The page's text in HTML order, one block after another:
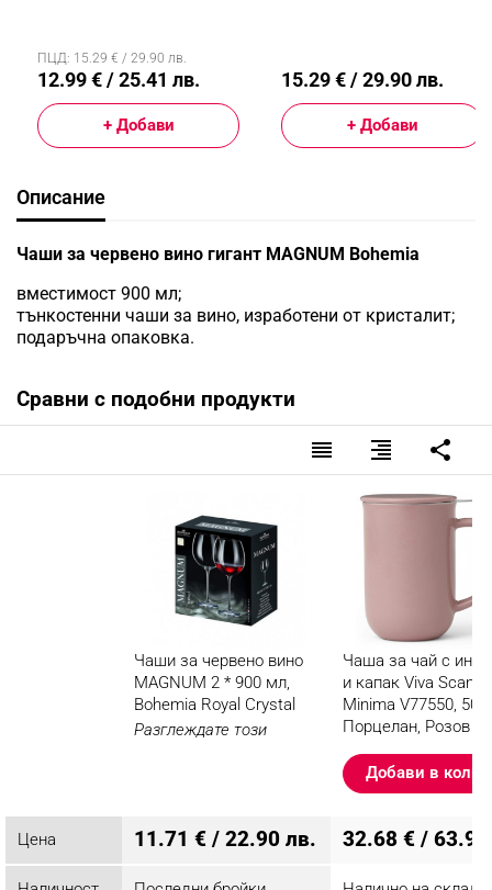
ПЦД: 15.29 € / 29.90 лв.
12.99 € / 25.41 лв.
+ Добави
15.29 € / 29.90 лв.
+ Добави
Описание
Чаши за червено вино гигант MAGNUM Bohemia
вместимост 900 мл;
тънкостенни чаши за вино, изработени от кристалит;
подаръчна опаковка.
Сравни с подобни продукти
reorder format_align_right share
Чаши за червено вино
MAGNUM 2 * 900 мл,
Bohemia Royal Crystal
Разглеждате този
Чаша за чай с
и капак Viva
Minima V77550,
Порцелан, Розов
Добави в
Цена 11.71 € / 22.90 лв. 32.68 € /